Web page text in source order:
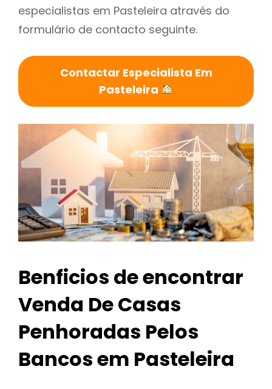
especialistas em Pasteleira através do
formulário de contacto seguinte.
Contactar Especialista Em
Pasteleira
Benficios de encontrar
Venda De Casas
Penhoradas Pelos
Bancos em Pasteleira